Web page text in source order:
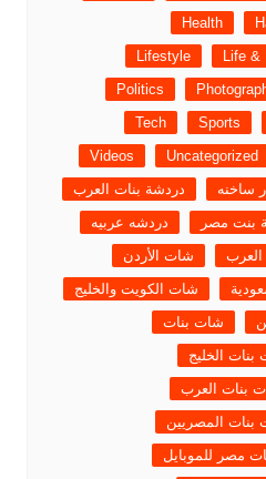
Health
Life &
Lifestyle
Politics
Sports
Tech
Uncategorized
Videos
ساخنه
دردشة بنات العرب
بنت مصر
دردشه عربيه
شات الأردن
شات الكويت والخليج
شات بنات
الخليج
بنات العرب
بنات المصريين
مصر للموبايل